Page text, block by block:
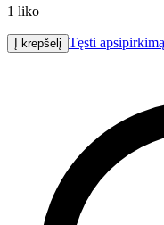
1 liko
Į krepšelį Tęsti apsipirkimą